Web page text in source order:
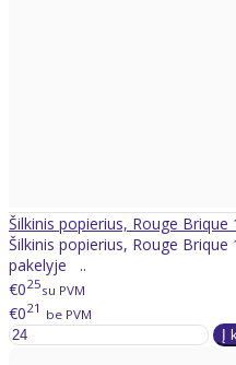
Šilkinis popierius, Rouge Brique
Šilkinis popierius, Rouge
pakelyje ..
€025su PVM
€021 be PVM